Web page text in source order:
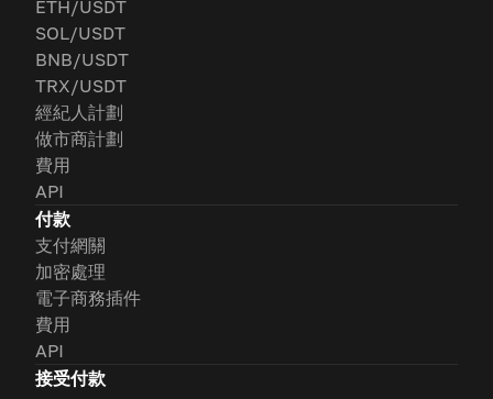
ETH/USDT
SOL/USDT
BNB/USDT
TRX/USDT
經紀人計劃
做市商計劃
費用
API
付款
支付網關
加密處理
電子商務插件
費用
API
接受付款